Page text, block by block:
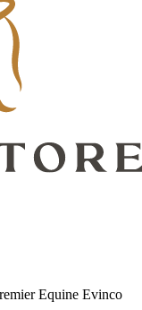
Equine Evinco